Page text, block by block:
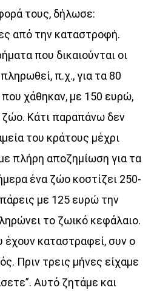
τους, δήλωσε:
από την καταστροφή.
που δικαιούνται οι
π.χ., για τα 80
χάθηκαν, με 150 ευρώ,
Κάτι παραπάνω δεν
του κράτους μέχρι
πλήρη αποζημίωση για τα
ένα ζώο κοστίζει 250-
με 125 ευρώ την
το ζωικό κεφάλαιο.
έχουν καταστραφεί, συν ο
Πριν τρεις μήνες είχαμε
Αυτό ζητάμε και